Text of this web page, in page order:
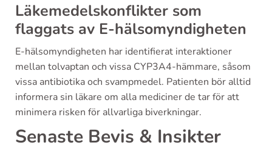
Läkemedelskonflikter som
flaggats av E-hälsomyndigheten
E-hälsomyndigheten har identifierat interaktioner
mellan tolvaptan och vissa CYP3A4-hämmare, såsom
vissa antibiotika och svampmedel. Patienten bör alltid
informera sin läkare om alla mediciner de tar för att
minimera risken för allvarliga biverkningar.
Senaste Bevis & Insikter